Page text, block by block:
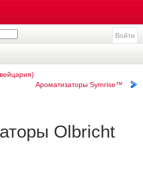
Войти
Ароматизаторы Symrise™
Olbricht